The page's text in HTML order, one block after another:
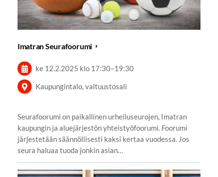
Imatran Seurafoorumi
ke 12.2.2025 klo 17:30–19:30
Kaupungintalo, valtuustosali
Seurafoorumi on paikallinen urheiluseurojen, Imatran
kaupungin ja aluejärjestön yhteistyöfoorumi. Foorumi
järjestetään säännöllisesti kaksi kertaa vuodessa. Jos
seura haluaa tuoda jonkin asian…